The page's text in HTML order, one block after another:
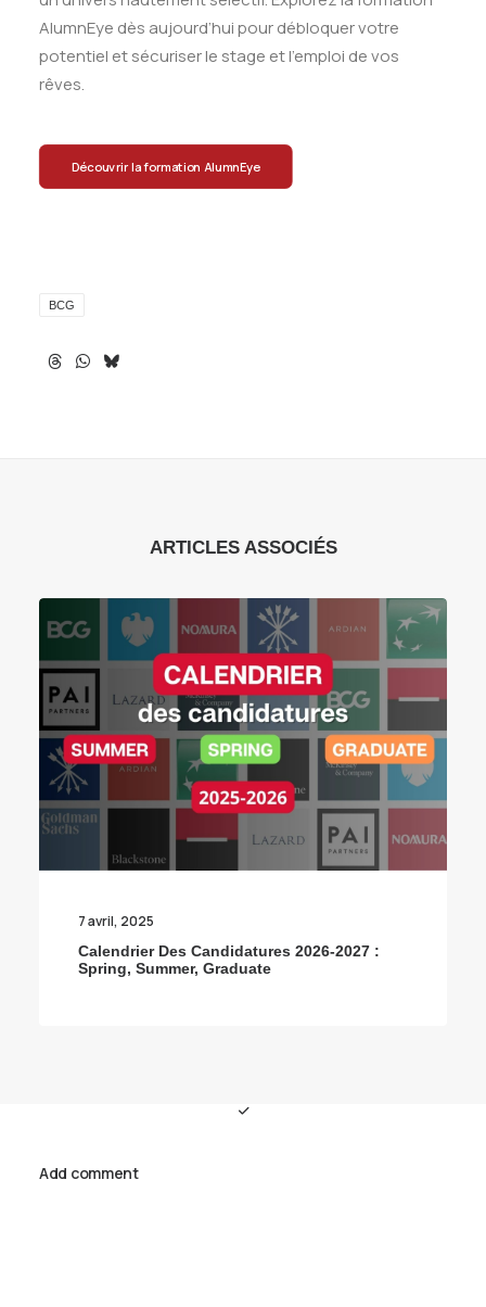
AlumnEye dès aujourd’hui pour débloquer votre
potentiel et sécuriser le stage et l’emploi de vos
rêves.
Découvrir la formation AlumnEye
BCG
ARTICLES ASSOCIÉS
7 avril, 2025
Calendrier Des Candidatures 2026-2027 :
Spring, Summer, Graduate
Add comment